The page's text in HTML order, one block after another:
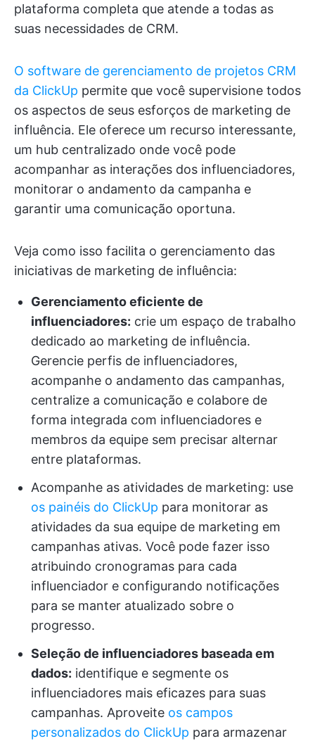
plataforma completa que atende a todas as
suas necessidades de CRM.
O software de gerenciamento de projetos CRM
da ClickUp permite que você supervisione todos
os aspectos de seus esforços de marketing de
influência. Ele oferece um recurso interessante,
um hub centralizado onde você pode
acompanhar as interações dos influenciadores,
monitorar o andamento da campanha e
garantir uma comunicação oportuna.
Veja como isso facilita o gerenciamento das
iniciativas de marketing de influência:
Gerenciamento eficiente de
influenciadores: crie um espaço de trabalho
dedicado ao marketing de influência.
Gerencie perfis de influenciadores,
acompanhe o andamento das campanhas,
centralize a comunicação e colabore de
forma integrada com influenciadores e
membros da equipe sem precisar alternar
entre plataformas.
Acompanhe as atividades de marketing: use
os painéis do ClickUp para monitorar as
atividades da sua equipe de marketing em
campanhas ativas. Você pode fazer isso
atribuindo cronogramas para cada
influenciador e configurando notificações
para se manter atualizado sobre o
progresso.
Seleção de influenciadores baseada em
dados: identifique e segmente os
influenciadores mais eficazes para suas
campanhas. Aproveite os campos
personalizados do ClickUp para armazenar